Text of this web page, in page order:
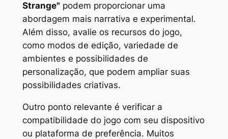
Strange" podem proporcionar uma
abordagem mais narrativa e experimental.
Além disso, avalie os recursos do jogo,
como modos de edição, variedade de
ambientes e possibilidades de
personalização, que podem ampliar suas
possibilidades criativas.
Outro ponto relevante é verificar a
compatibilidade do jogo com seu dispositivo
ou plataforma de preferência. Muitos